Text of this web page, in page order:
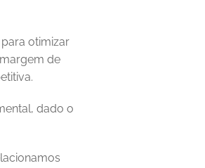
otimizar
de
dado o